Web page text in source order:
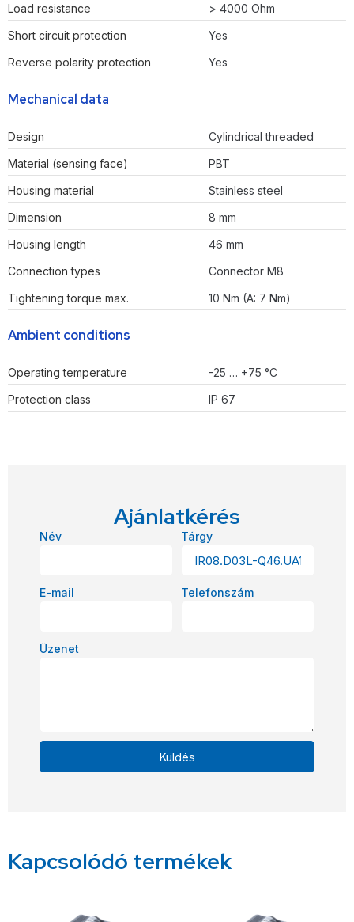
Load resistance
> 4000 Ohm
Short circuit protection
Yes
Reverse polarity protection
Yes
Mechanical data
Design
Cylindrical threaded
Material (sensing face)
PBT
Housing material
Stainless steel
Dimension
8 mm
Housing length
46 mm
Connection types
Connector M8
Tightening torque max.
10 Nm (A: 7 Nm)
Ambient conditions
Operating temperature
-25 … +75 °C
Protection class
IP 67
Ajánlatkérés
Név Tárgy
E-mail Telefonszám
Üzenet
Küldés
Kapcsolódó termékek